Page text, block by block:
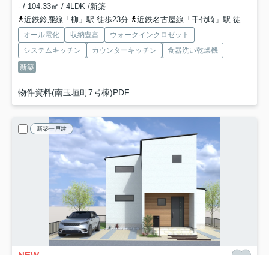
- / 104.33㎡ / 4LDK /新築
近鉄鈴鹿線「柳」駅 徒歩23分
近鉄名古屋線「千代崎」駅 徒歩28分
オール電化 収納豊富
ウォークインクロゼット
システムキッチン
カウンターキッチン
食器洗い乾燥機
新築
物件資料(南玉垣町7号棟)PDF
新築一戸建